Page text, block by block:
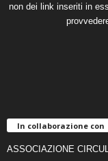
non dei link inseriti in
In collaborazione con
ASSOCIAZIONE